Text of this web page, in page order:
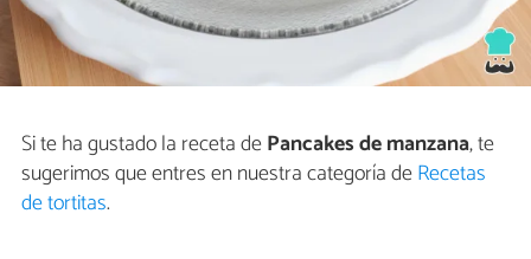
Si te ha gustado la receta dePancakes de manzana, te
sugerimos que entres en nuestra categoría deRecetas
de tortitas.